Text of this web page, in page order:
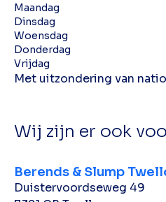
Maandag
Dinsdag
Woensdag
Donderdag
Vrijdag
Met uitzondering van
Wij zijn er ook
Berends & Slump
Duistervoordseweg 49